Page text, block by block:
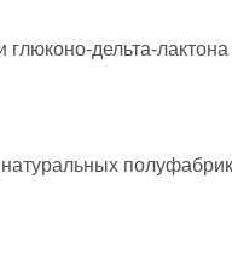
дельта-